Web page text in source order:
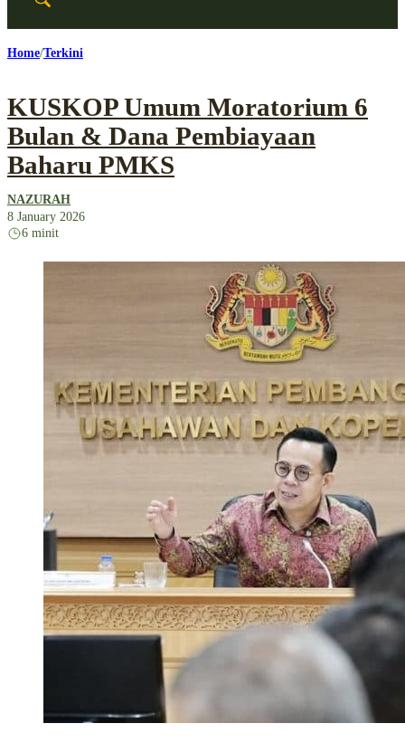
Home Terkini
KUSKOP Umum Moratorium 6
Bulan & Dana Pembiayaan
Baharu PMKS
NAZURAH
8 January 2026
6 minit